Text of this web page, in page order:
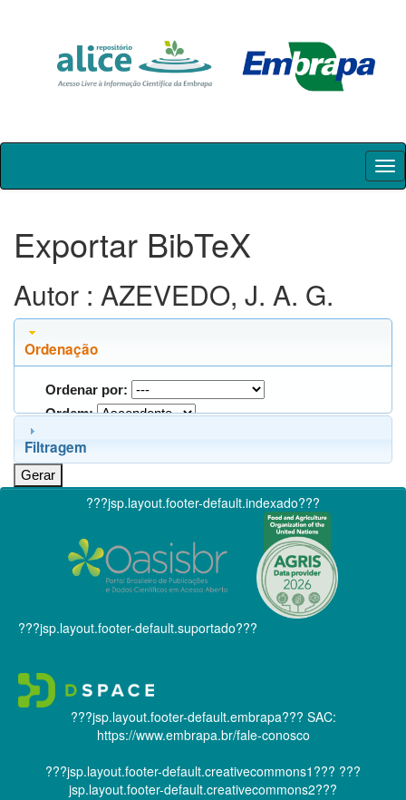
Skip
Exportar BibTeX
Autor : AZEVEDO, J. A. G.
Ordenação
Ordenar por:
Ordem:
Filtragem
???jsp.layout.footer-default.indexado???
???jsp.layout.footer-default.suportado???
???jsp.layout.footer-default.embrapa??? SAC:
https://www.embrapa.br/fale-conosco
???jsp.layout.footer-default.creativecommons1??? ???
jsp.layout.footer-default.creativecommons2???